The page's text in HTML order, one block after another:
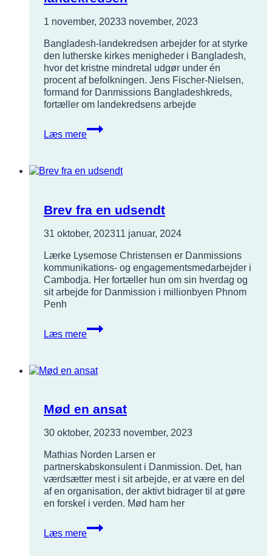
1 november, 20233 november, 2023
Bangladesh-landekredsen arbejder for at styrke
den lutherske kirkes menigheder i Bangladesh,
hvor det kristne mindretal udgør under én
procent af befolkningen. Jens Fischer-Nielsen,
formand for Danmissions Bangladeshkreds,
fortæller om landekredsens arbejde
Læs mere
5
skarpe
landekredsen
Brev fra en udsendt
31 oktober, 202311 januar, 2024
Lærke Lysemose Christensen er Danmissions
kommunikations- og engagementsmedarbejder i
Cambodja. Her fortæller hun om sin hverdag og
sit arbejde for Danmission i millionbyen Phnom
Penh
Læs mere
Brev
fra
Mød en ansat
30 oktober, 20233 november, 2023
Mathias Norden Larsen er
partnerskabskonsulent i Danmission. Det, han
værdsætter mest i sit arbejde, er at være en del
af en organisation, der aktivt bidrager til at gøre
en forskel i verden. Mød ham her
Læs mere
Mød
en